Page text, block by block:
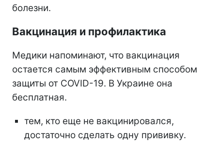
болезни.
Вакцинация и профилактика
Медики напоминают, что вакцинация
остается самым эффективным способом
защиты от COVID-19. В Украине она
бесплатная.
тем, кто еще не вакцинировался,
достаточно сделать одну прививку.